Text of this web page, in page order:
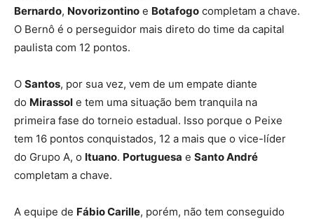
Bernardo, Novorizontino e Botafogo completam a chave.
O Bernô é o perseguidor mais direto do time da capital
paulista com 12 pontos.
O Santos, por sua vez, vem de um empate diante
do Mirassol e tem uma situação bem tranquila na
primeira fase do torneio estadual. Isso porque o Peixe
tem 16 pontos conquistados, 12 a mais que o vice-líder
do Grupo A, o Ituano. Portuguesa e Santo André
completam a chave.
A equipe de Fábio Carille, porém, não tem conseguido